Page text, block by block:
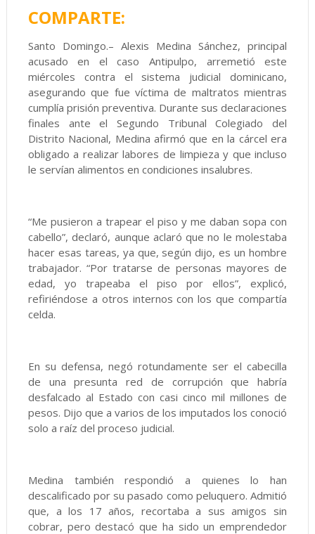
COMPARTE:
Santo Domingo.– Alexis Medina Sánchez, principal
acusado en el caso Antipulpo, arremetió este
miércoles contra el sistema judicial dominicano,
asegurando que fue víctima de maltratos mientras
cumplía prisión preventiva. Durante sus declaraciones
finales ante el Segundo Tribunal Colegiado del
Distrito Nacional, Medina afirmó que en la cárcel era
obligado a realizar labores de limpieza y que incluso
le servían alimentos en condiciones insalubres.
“Me pusieron a trapear el piso y me daban sopa con
cabello”, declaró, aunque aclaró que no le molestaba
hacer esas tareas, ya que, según dijo, es un hombre
trabajador. “Por tratarse de personas mayores de
edad, yo trapeaba el piso por ellos”, explicó,
refiriéndose a otros internos con los que compartía
celda.
En su defensa, negó rotundamente ser el cabecilla
de una presunta red de corrupción que habría
desfalcado al Estado con casi cinco mil millones de
pesos. Dijo que a varios de los imputados los conoció
solo a raíz del proceso judicial.
Medina también respondió a quienes lo han
descalificado por su pasado como peluquero. Admitió
que, a los 17 años, recortaba a sus amigos sin
cobrar, pero destacó que ha sido un emprendedor